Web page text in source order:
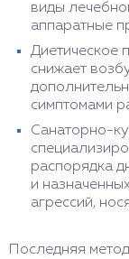
виды
аппаратные
Диетическое
снижает
симптомами
Санаторно-
распорядка
и
агрессий,
Последняя